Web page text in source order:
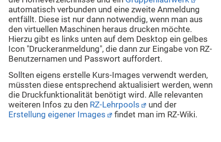
automatisch verbunden und eine zweite Anmeldung
entfällt. Diese ist nur dann notwendig, wenn man aus
den virtuellen Maschinen heraus drucken möchte.
Hierzu gibt es links unten auf dem Desktop ein gelbes
Icon "Druckeranmeldung", die dann zur Eingabe von RZ-
Benutzernamen und Passwort auffordert.
Sollten eigens erstelle Kurs-Images verwendt werden,
müssten diese entsprechend aktualisiert werden, wenn
die Druckfunktionalität benötigt wird. Alle relevanten
weiteren Infos zu den RZ-Lehrpools
und der
Erstellung eigener Images
findet man im RZ-Wiki.